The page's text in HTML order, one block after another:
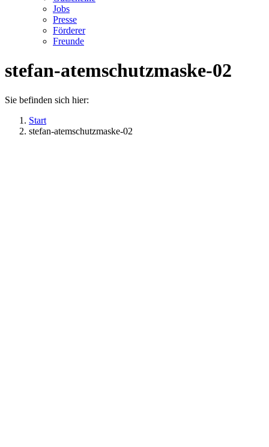
Jobs
Presse
Förderer
Freunde
stefan-atemschutzmaske-02
Sie befinden sich hier:
Start
stefan-atemschutzmaske-02